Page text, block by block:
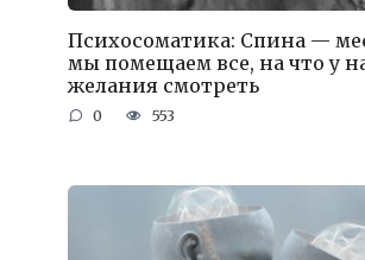
Психосоматика: Спина —
мы помещаем все, на что у
желания смотреть
0 553